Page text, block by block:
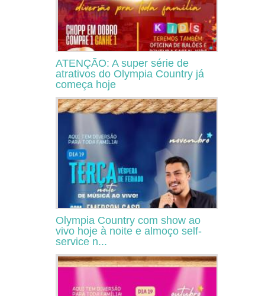
ATENÇÃO: A super série de
atrativos do Olympia Country já
começa hoje
Olympia Country com show ao
vivo hoje à noite e almoço self-
service n...